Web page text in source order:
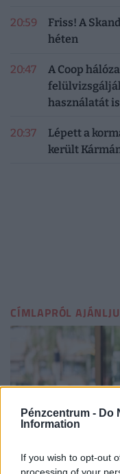
Pénzcentrum - Do
Information
If you wish to opt-out
processing of your
20:59
Friss! A
héten
20:47
A Coop
használatát is
20:37
Lépett a
került
CÍMLAPRÓL